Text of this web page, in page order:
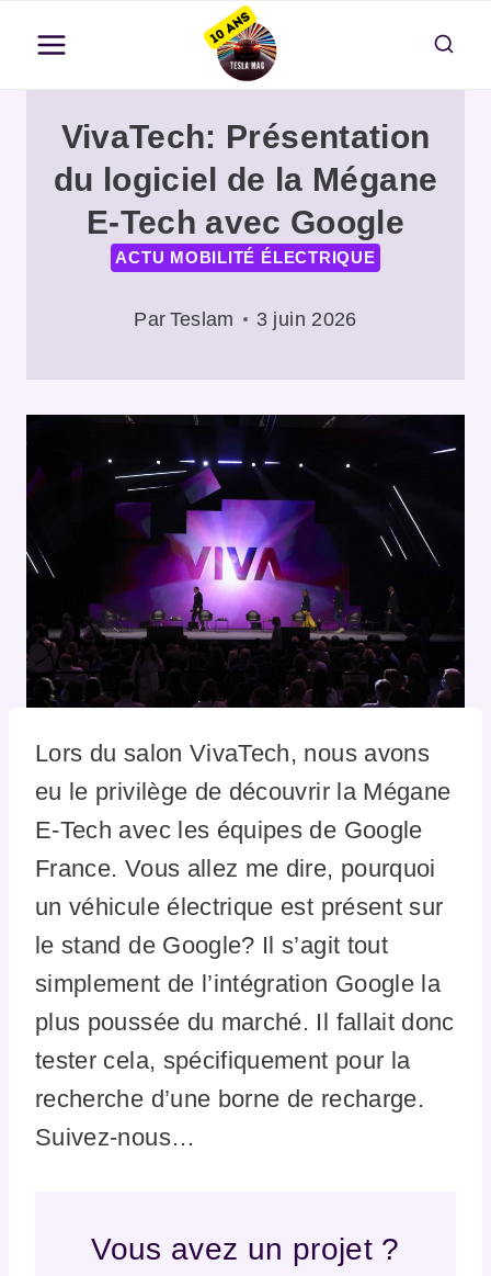
contenu
VivaTech: Présentation
du logiciel de la Mégane
E-Tech avec Google
ACTU MOBILITÉ ÉLECTRIQUE
Par Teslam 3 juin 2026
Lors du salon VivaTech, nous avons
eu le privilège de découvrir la Mégane
E-Tech avec les équipes de Google
France. Vous allez me dire, pourquoi
un véhicule électrique est présent sur
le stand de Google? Il s’agit tout
simplement de l’intégration Google la
plus poussée du marché. Il fallait donc
tester cela, spécifiquement pour la
recherche d’une borne de recharge.
Suivez-nous…
Vous avez un projet ?